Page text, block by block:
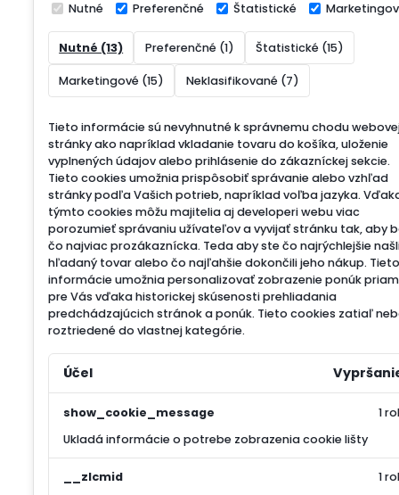
Nutné Preferenčné Štatistické
Nutné (13) Preferenčné (1) Štatistické (15)
Marketingové (15) Neklasifikované (7)
Tieto informácie sú nevyhnutné k správnemu chodu
stránky ako napríklad vkladanie tovaru do košíka, uloženie
vyplnených údajov alebo prihlásenie do zákazníckej sekcie.
Tieto cookies umožnia prispôsobiť správanie alebo vzhľad
stránky podľa Vašich potrieb, napríklad voľba jazyka.
týmto cookies môžu majitelia aj developeri webu viac
porozumieť správaniu užívateľov a vyvijať stránku tak, aby
čo najviac prozákaznícka. Teda aby ste čo najrýchlejšie
hľadaný tovar alebo čo najľahšie dokončili jeho nákup. Tieto
informácie umožnia personalizovať zobrazenie ponúk
pre Vás vďaka historickej skúsenosti prehliadania
predchádzajúcich stránok a ponúk. Tieto cookies zatiaľ
roztriedené do vlastnej kategórie.
Účel
show_cookie_message
Ukladá informácie o potrebe zobrazenia cookie lišty
1
__zlcmid
1